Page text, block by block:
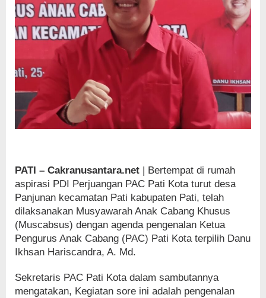
PATI – Cakranusantara.net | Bertempat di rumah
aspirasi PDI Perjuangan PAC Pati Kota turut desa
Panjunan kecamatan Pati kabupaten Pati, telah
dilaksanakan Musyawarah Anak Cabang Khusus
(Muscabsus) dengan agenda pengenalan Ketua
Pengurus Anak Cabang (PAC) Pati Kota terpilih Danu
Ikhsan Hariscandra, A. Md.
Sekretaris PAC Pati Kota dalam sambutannya
mengatakan, Kegiatan sore ini adalah pengenalan